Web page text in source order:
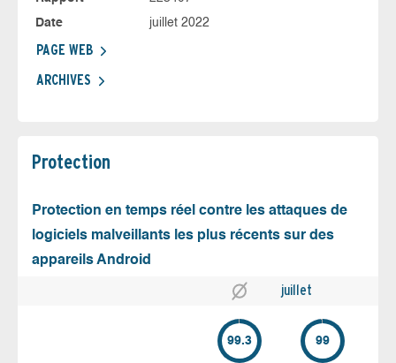
Date
juillet 2022
PAGE WEB
ARCHIVES
Protection
Protection en temps réel contre les attaques de
logiciels malveillants les plus récents sur des
appareils Android
juillet
99.3 99